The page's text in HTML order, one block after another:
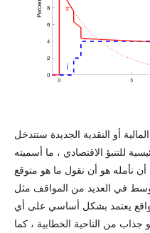
أو النقدية الجديدة ستتدخل
للتنبؤ الاقتصادي ، ما أسميته
نأمله هو أن نقول ما هو متوقع
​​في العديد من المواقف مثل
يعتمد بشكل أساسي على أي
جذاب من الناحية الخطابية ، كما